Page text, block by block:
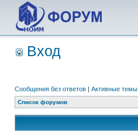
Вход
Сообщения без ответов | Активные темы
Список форумов